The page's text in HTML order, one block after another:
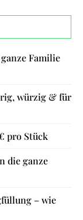
Familie
würzig & für
pro Stück
die ganze
– wie